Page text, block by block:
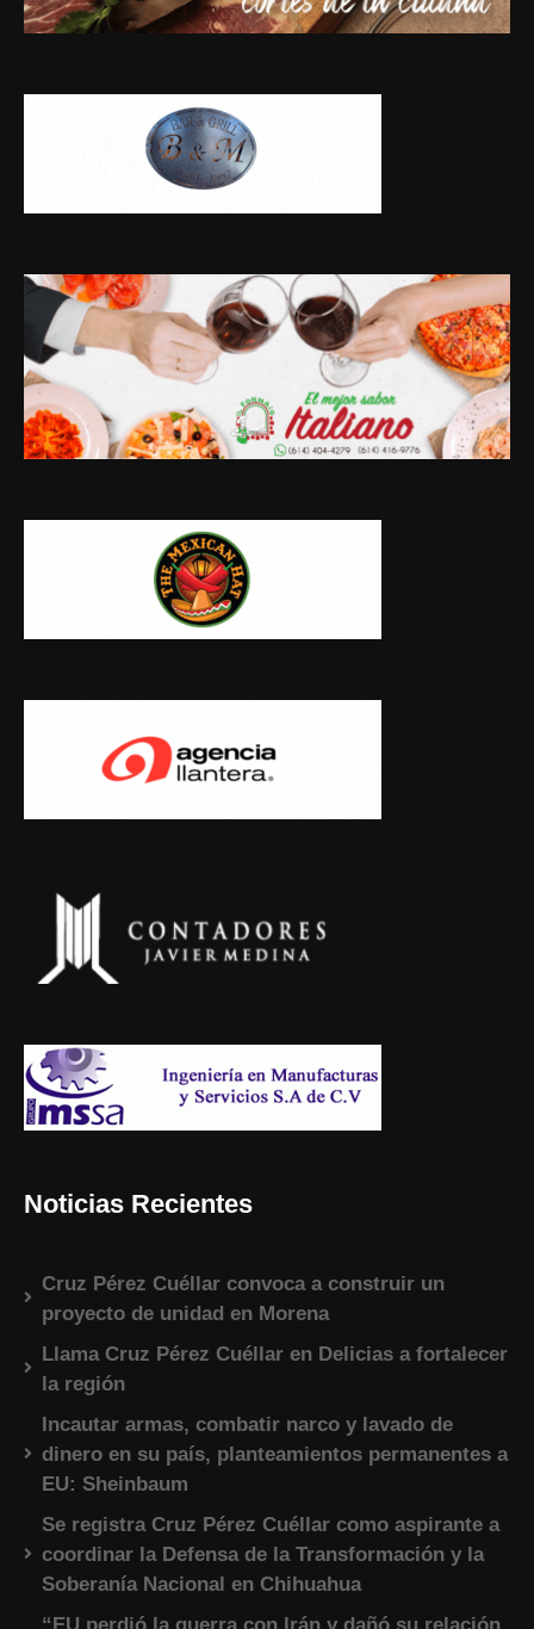
Noticias Recientes
Cruz Pérez Cuéllar convoca a construir un
proyecto de unidad en Morena
Llama Cruz Pérez Cuéllar en Delicias a fortalecer
la región
Incautar armas, combatir narco y lavado de
dinero en su país, planteamientos permanentes a
EU: Sheinbaum
Se registra Cruz Pérez Cuéllar como aspirante a
coordinar la Defensa de la Transformación y la
Soberanía Nacional en Chihuahua